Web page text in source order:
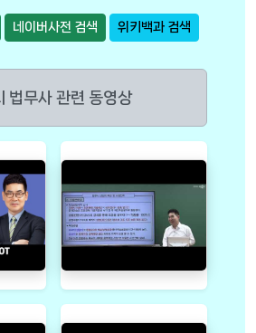
네이버사전 검색 위키백과 검색
법무사 관련 동영상